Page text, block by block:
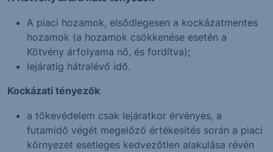
A piaci hozamok, elsődlegesen a kockázatmentes
hozamok (a hozamok csökkenése esetén a
Kötvény árfolyama nő, és fordítva);
lejáratig hátralévő idő.
Kockázati tényezők
a tőkevédelem csak lejáratkor érvényes, a
futamidő végét megelőző értékesítés során a piaci
környezet esetleges kedvezőtlen alakulása révén